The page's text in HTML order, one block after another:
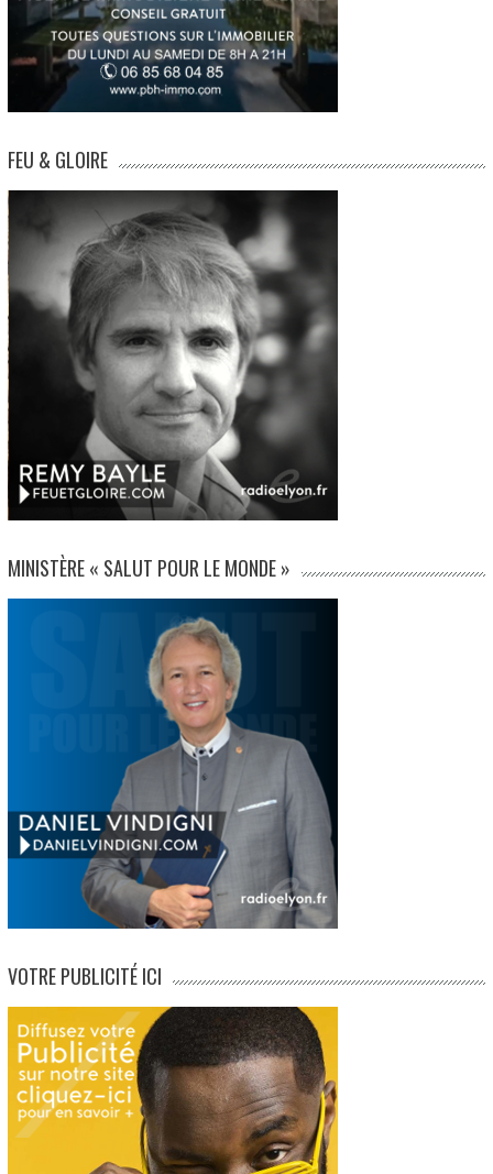
FEU & GLOIRE
MINISTÈRE « SALUT POUR LE MONDE »
VOTRE PUBLICITÉ ICI